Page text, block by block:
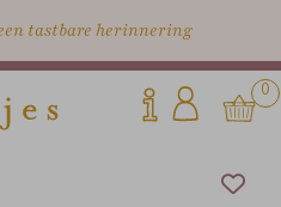
tastbare herinnering
0